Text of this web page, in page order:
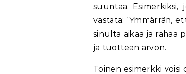
suuntaa. Esimerkiksi,
vastata: “Ymmärrän,
sinulta aikaa ja rahaa
ja tuotteen arvon.
Toinen esimerkki